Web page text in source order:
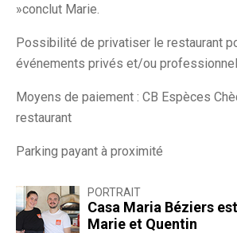
»conclut Marie.
Possibilité de privatiser le restaurant
événements privés et/ou
Moyens de paiement : CB Espèces
restaurant
Parking payant à proximité
PORTRAIT
Casa Maria Béziers
Marie et Quentin